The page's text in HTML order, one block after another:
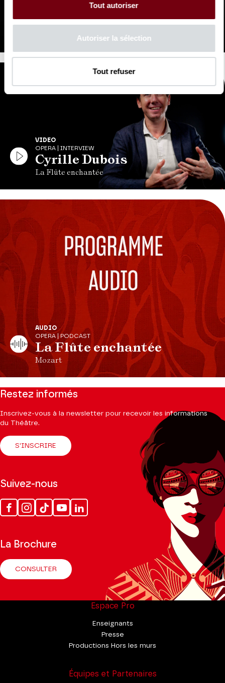
Tout autoriser
Autoriser la sélection
Tout refuser
François-Xavier Roth
La Flûte enchantée
VIDEO
OPERA | INTERVIEW
Cyrille Dubois
La Flûte enchantée
AUDIO
OPERA | PODCAST
La Flûte enchantée
Mozart
Restez informés
Inscrivez-vous à la newsletter pour recevoir les informations
du Théâtre.
S'INSCRIRE
Suivez-nous
FacebookInstagram
Tik
Tok
YoutubeLinkedin
La Brochure
CONSULTER
Espace Pro
Enseignants
Presse
Productions Hors les murs
Équipes et Partenaires